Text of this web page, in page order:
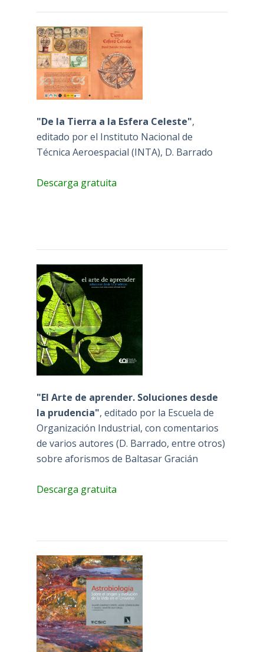
"De la Tierra a la Esfera Celeste",
editado por el Instituto Nacional de
Técnica Aeroespacial (INTA), D. Barrado
Descarga gratuita
"El Arte de aprender. Soluciones desde
la prudencia", editado por la Escuela de
Organización Industrial, con comentarios
de varios autores (D. Barrado, entre otros)
sobre aforismos de Baltasar Gracián
Descarga gratuita